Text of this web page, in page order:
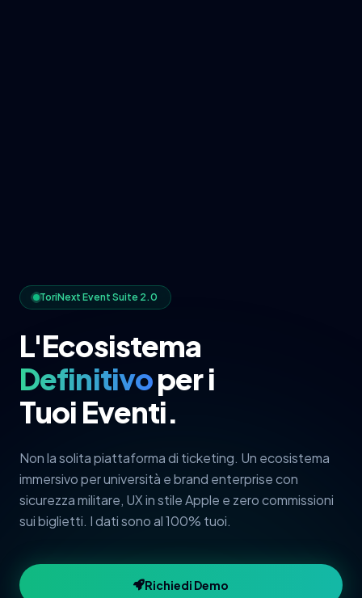
ToriNext Event Suite 2.0
L'Ecosistema
Definitivoper i
Tuoi Eventi.
Non la solita piattaforma di ticketing. Un ecosistema
immersivo per università e brand enterprise con
sicurezza militare, UX in stile Apple e zero commissioni
sui biglietti. I dati sono al 100% tuoi.
Richiedi Demo